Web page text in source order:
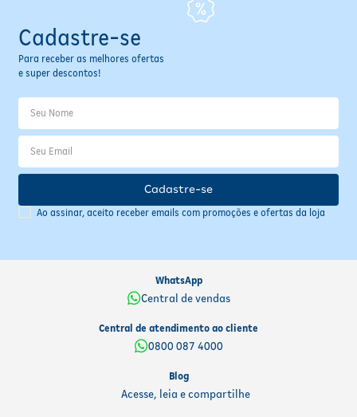
Cadastre-se
Para receber as melhores ofertas
e super descontos!
Ao assinar, aceito receber emails com promoções e ofertas da loja
Cadastre-se
WhatsApp
Central de vendas
Central de atendimento ao cliente
0800 087 4000
Blog
Acesse, leia e compartilhe